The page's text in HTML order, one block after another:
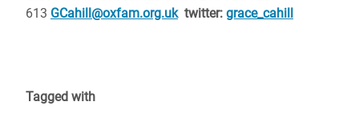
613 GCahill@oxfam.org.uk twitter: grace_cahill
Tagged with